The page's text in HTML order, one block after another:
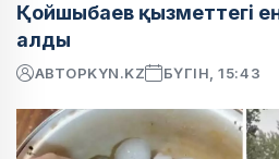
Қойшыбаев қызметтегі
алды
АВТОРKYN.KZ БҮГІН, 15:43